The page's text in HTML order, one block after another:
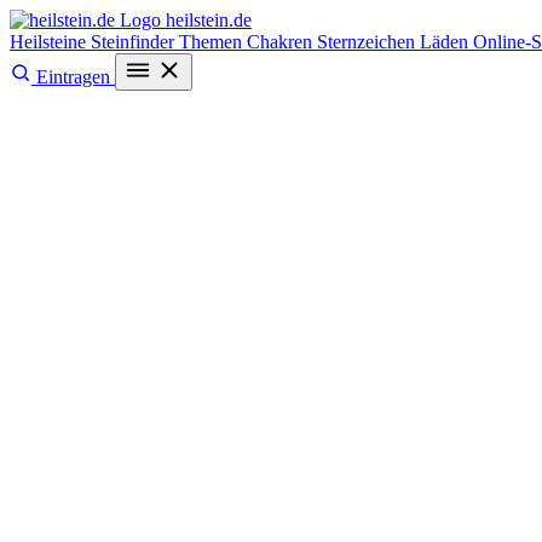
heilstein.de
Heilsteine SteinfinderThemen Chakren Sternzeichen Läden Online-
Eintragen